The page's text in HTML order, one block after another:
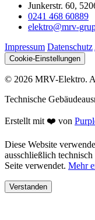
Junkerstr. 60,
0241 468 60889
elektro@mrv-
Impressum Datenschutz
Cookie-Einstellungen
© 2026 MRV-Elektro.
Technische
Erstellt mit ❤️ von
Diese Website
ausschließlich
Seite verwendet. Mehr
Verstanden